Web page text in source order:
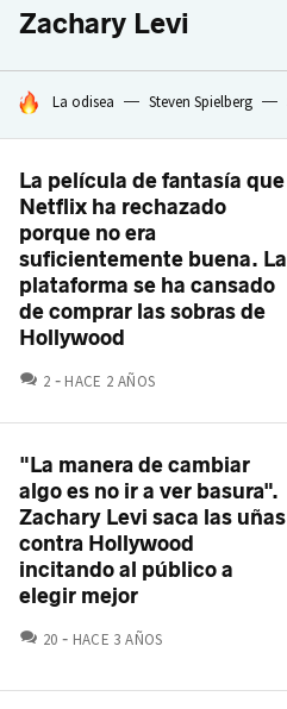
Zachary Levi
HOY SE HABLA DE
La odisea Steven Spielberg
La película de fantasía que
Netflix ha rechazado
porque no era
suficientemente buena. La
plataforma se ha cansado
de comprar las sobras de
Hollywood
2 COMENTARIOS
HACE 2 AÑOS
"La manera de cambiar
algo es no ir a ver basura".
Zachary Levi saca las uñas
contra Hollywood
incitando al público a
elegir mejor
20 COMENTARIOS
HACE 3 AÑOS